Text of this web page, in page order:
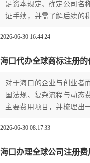
足资本规定、确定公司名
证手续，并需了解后续的
2026-06-30 16:44:24
海口代办全球商标注册
对于海口的企业与创业者
国法规、复杂流程与动态
主要费用项目，并梳理出
2026-06-30 08:17:33
海口办理全球公司注册费